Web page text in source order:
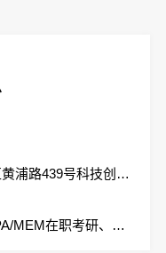
详细地址：辽宁省大连市甘井子区黄浦路439号科技创业大厦2楼社科赛斯考研
主营业务：考研全程班、MBA/MPA/MEM在职考研、会计专硕、考研集训营